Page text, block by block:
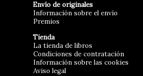
Envío de originales
Información sobre el envío
Premios
Tienda
La tienda de libros
Condiciones de contratación
Información sobre las cookies
Aviso legal